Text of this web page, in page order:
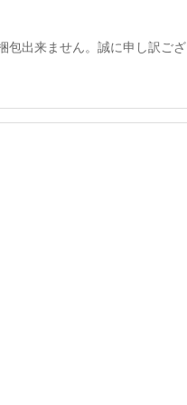
出来ません。誠に申し訳ご